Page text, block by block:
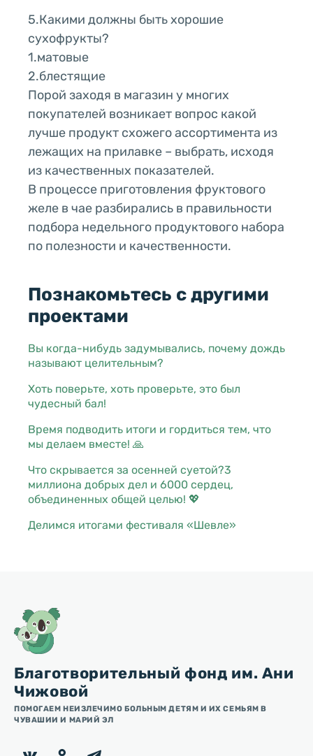
5.Какими должны быть хорошие
сухофрукты?
1.матовые
2.блестящие
Порой заходя в магазин у многих
покупателей возникает вопрос какой
лучше продукт схожего ассортимента из
лежащих на прилавке – выбрать, исходя
из качественных показателей.
В процессе приготовления фруктового
желе в чае разбирались в правильности
подбора недельного продуктового набора
по полезности и качественности.
Познакомьтесь с другими
проектами
Вы когда-нибудь задумывались, почему дождь
называют целительным?
Хоть поверьте, хоть проверьте, это был
чудесный бал!
Время подводить итоги и гордиться тем, что
мы делаем вместе! 🙏
Что скрывается за осенней суетой?3
миллиона добрых дел и 6000 сердец,
объединенных общей целью! 💖
Делимся итогами фестиваля «Шевле»
Благотворительный фонд им. Ани
Чижовой
ПОМОГАЕМ НЕИЗЛЕЧИМО БОЛЬНЫМ ДЕТЯМ И ИХ СЕМЬЯМ В
ЧУВАШИИ И МАРИЙ ЭЛ